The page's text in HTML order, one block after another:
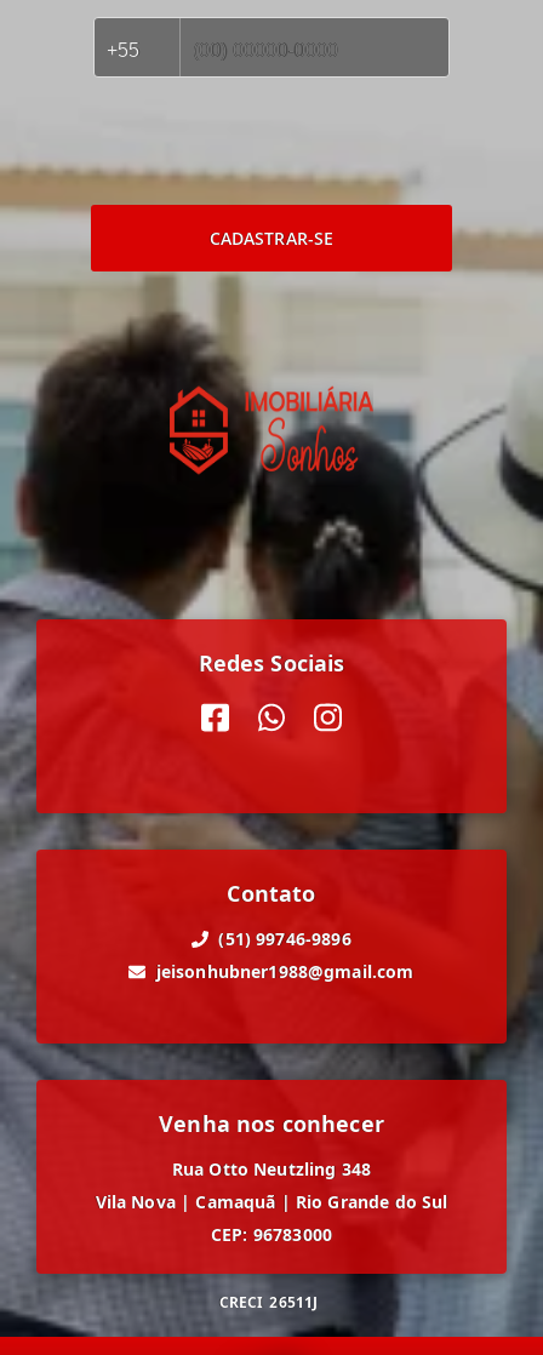
CADASTRAR-SE
Redes Sociais
Contato
(51) 99746-9896
jeisonhubner1988@gmail.com
Venha nos conhecer
Rua Otto Neutzling 348
Vila Nova | Camaquã | Rio Grande do Sul
CEP: 96783000
CRECI 26511J